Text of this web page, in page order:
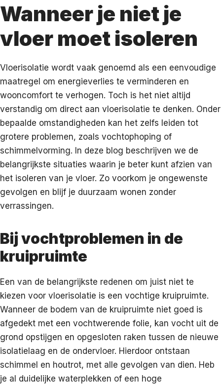
Wanneer je niet je
vloer moet isoleren
Vloerisolatie wordt vaak genoemd als een eenvoudige
maatregel om energieverlies te verminderen en
wooncomfort te verhogen. Toch is het niet altijd
verstandig om direct aan vloerisolatie te denken. Onder
bepaalde omstandigheden kan het zelfs leiden tot
grotere problemen, zoals vochtophoping of
schimmelvorming. In deze blog beschrijven we de
belangrijkste situaties waarin je beter kunt afzien van
het isoleren van je vloer. Zo voorkom je ongewenste
gevolgen en blijf je duurzaam wonen zonder
verrassingen.
Bij vochtproblemen in de
kruipruimte
Een van de belangrijkste redenen om juist niet te
kiezen voor vloerisolatie is een vochtige kruipruimte.
Wanneer de bodem van de kruipruimte niet goed is
afgedekt met een vochtwerende folie, kan vocht uit de
grond opstijgen en opgesloten raken tussen de nieuwe
isolatielaag en de ondervloer. Hierdoor ontstaan
schimmel en houtrot, met alle gevolgen van dien. Heb
je al duidelijke waterplekken of een hoge